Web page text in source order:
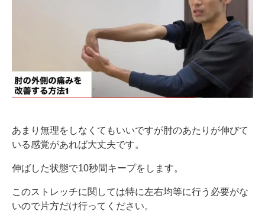
あまり無理をしなくてもいいですが肘のあたりが伸びて
いる感覚があれば大丈夫です。
伸ばした状態で10秒間キープをします。
このストレッチに関しては特に左右均等に行う必要がな
いので片方だけ行ってください。